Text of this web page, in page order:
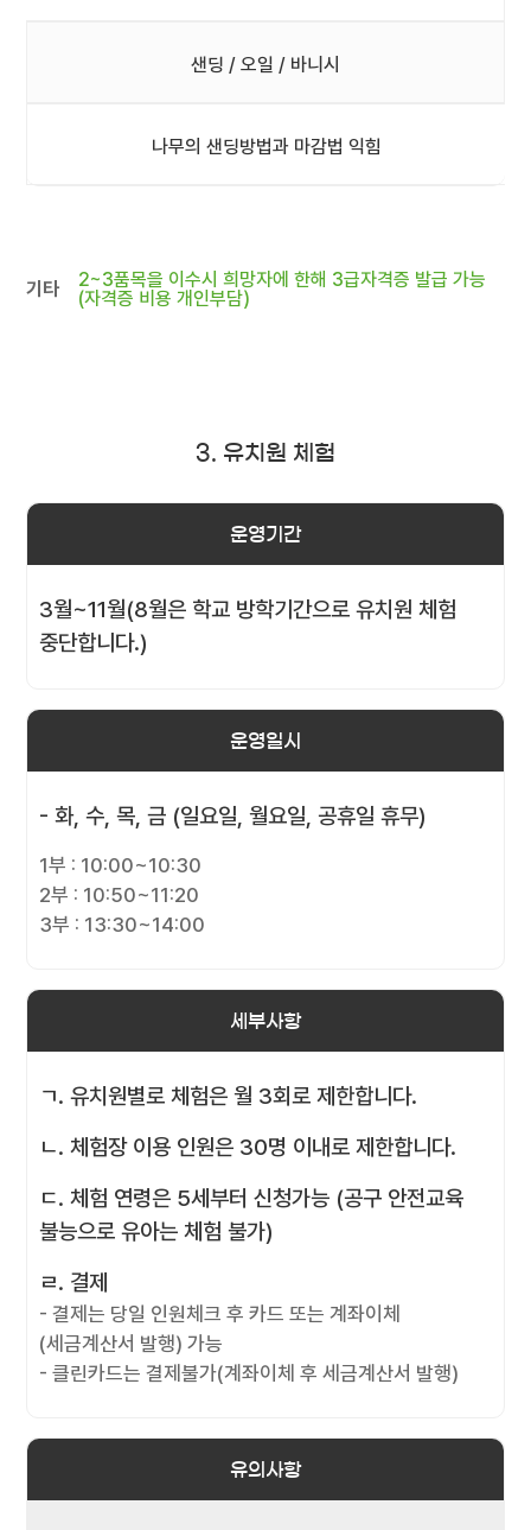
샌딩 / 오일 / 바니시
나무의 샌딩방법과 마감법 익힘
기타
2~3품목을 이수시 희망자에 한해 3급자격증 발급 가능
(자격증 비용 개인부담)
3. 유치원 체험
운영기간
3월~11월(8월은 학교 방학기간으로 유치원 체험
중단합니다.)
운영일시
- 화, 수, 목, 금 (일요일, 월요일, 공휴일 휴무)
1부 : 10:00~10:30
2부 : 10:50~11:20
3부 : 13:30~14:00
세부사항
ㄱ. 유치원별로 체험은 월 3회로 제한합니다.
ㄴ. 체험장 이용 인원은 30명 이내로 제한합니다.
ㄷ. 체험 연령은 5세부터 신청가능 (공구 안전교육
불능으로 유아는 체험 불가)
ㄹ. 결제
- 결제는 당일 인원체크 후 카드 또는 계좌이체
(세금계산서 발행) 가능
- 클린카드는 결제불가(계좌이체 후 세금계산서 발행)
유의사항